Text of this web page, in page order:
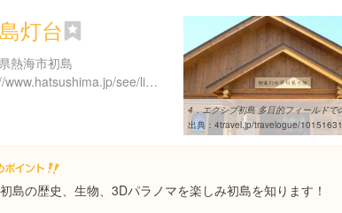
灯台
熱海市初島
http://www.hatsushima.jp/see/lighthouse.html
出典： 4travel.jp/travelogue/10151631
島の歴史、生物、3Dパラノマを楽しみ初島を知ります！